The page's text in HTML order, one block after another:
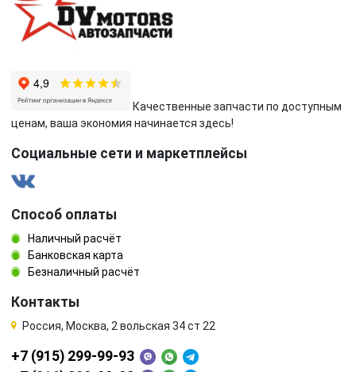
Качественные запчасти по доступным
ценам, ваша экономия начинается здесь!
Социальные сети и маркетплейсы
Способ оплаты
Наличный расчёт
Банковская карта
Безналичный расчёт
Контакты
Россия, Москва, 2 вольская 34 ст 22
+7 (915) 299-99-93